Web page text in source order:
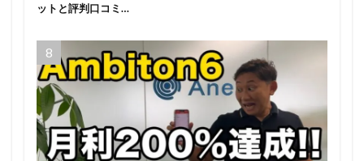
ットと評判口コミ…